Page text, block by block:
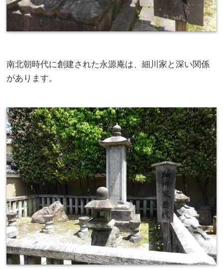
南北朝時代に創建された永源庵は、細川家と深い関係
があります。